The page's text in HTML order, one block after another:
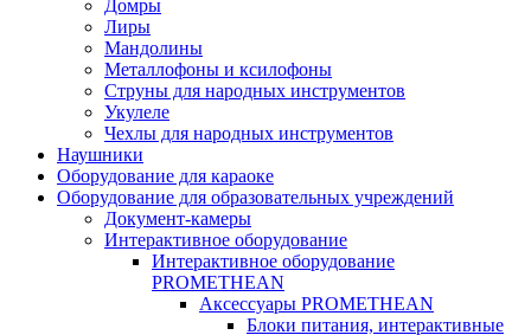
Домры
Лиры
Мандолины
Металлофоны и ксилофоны
Струны для народных инструментов
Укулеле
Чехлы для народных инструментов
Наушники
Оборудование для караоке
Оборудование для образовательных учреждений
Документ-камеры
Интерактивное оборудование
Интерактивное оборудование
PROMETHEAN
Аксессуары PROMETHEAN
Блоки питания, интерактивные